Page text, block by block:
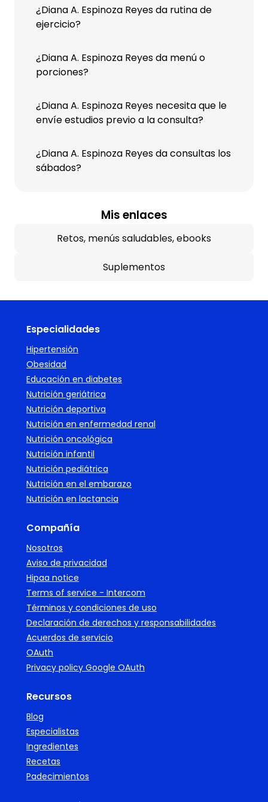
¿Diana A. Espinoza Reyes da rutina de
ejercicio?
¿Diana A. Espinoza Reyes da menú o
porciones?
¿Diana A. Espinoza Reyes necesita que le
envíe estudios previo a la consulta?
¿Diana A. Espinoza Reyes da consultas los
sábados?
Mis enlaces
Retos, menús saludables, ebooks
Suplementos
Especialidades
Hipertensión
Obesidad
Educación en diabetes
Nutrición geriátrica
Nutrición deportiva
Nutrición en enfermedad renal
Nutrición oncológica
Nutrición infantil
Nutrición pediátrica
Nutrición en el embarazo
Nutrición en lactancia
Compañía
Nosotros
Aviso de privacidad
Hipaa notice
Terms of service - Intercom
Términos y condiciones de uso
Declaración de derechos y responsabilidades
Acuerdos de servicio
OAuth
Privacy policy Google OAuth
Recursos
Blog
Especialistas
Ingredientes
Recetas
Padecimientos